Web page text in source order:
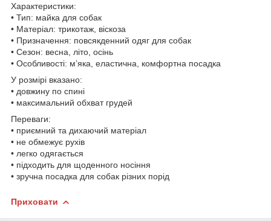
Характеристики:
• Тип: майка для собак
• Матеріал: трикотаж, віскоза
• Призначення: повсякденний одяг для собак
• Сезон: весна, літо, осінь
• Особливості: м’яка, еластична, комфортна посадка
У розмірі вказано:
• довжину по спині
• максимальний обхват грудей
Переваги:
• приємний та дихаючий матеріал
• не обмежує рухів
• легко одягається
• підходить для щоденного носіння
• зручна посадка для собак різних порід
Приховати